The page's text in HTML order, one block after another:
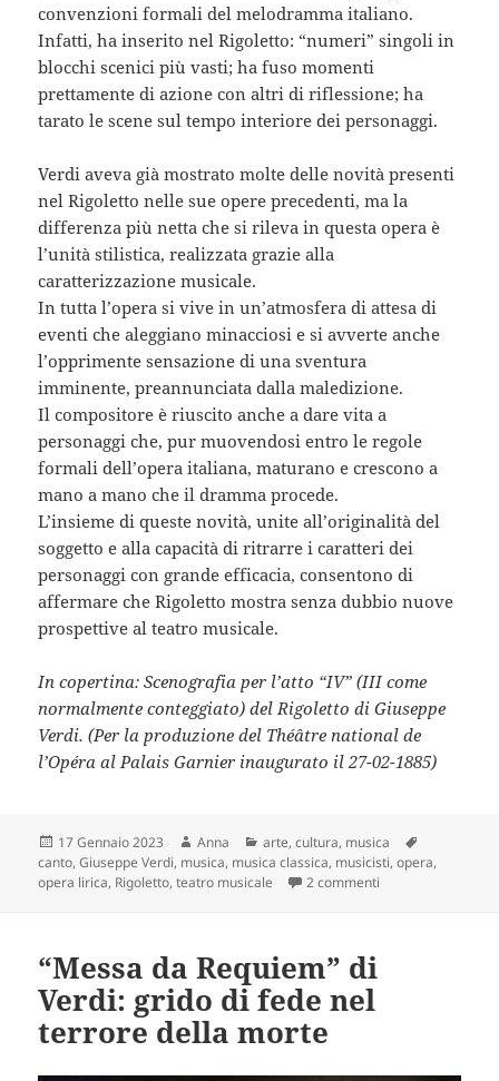
convenzioni formali del melodramma italiano.
Infatti, ha inserito nel Rigoletto: “numeri” singoli in
blocchi scenici più vasti; ha fuso momenti
prettamente di azione con altri di riflessione; ha
tarato le scene sul tempo interiore dei personaggi.
Verdi aveva già mostrato molte delle novità presenti
nel Rigoletto nelle sue opere precedenti, ma la
differenza più netta che si rileva in questa opera è
l’unità stilistica, realizzata grazie alla
caratterizzazione musicale.
In tutta l’opera si vive in un’atmosfera di attesa di
eventi che aleggiano minacciosi e si avverte anche
l’opprimente sensazione di una sventura
imminente, preannunciata dalla maledizione.
Il compositore è riuscito anche a dare vita a
personaggi che, pur muovendosi entro le regole
formali dell’opera italiana, maturano e crescono a
mano a mano che il dramma procede.
L’insieme di queste novità, unite all’originalità del
soggetto e alla capacità di ritrarre i caratteri dei
personaggi con grande efficacia, consentono di
affermare che Rigoletto mostra senza dubbio nuove
prospettive al teatro musicale.
In copertina: Scenografia per l’atto “IV” (III come
normalmente conteggiato) del Rigoletto di Giuseppe
Verdi. (Per la produzione del Théâtre national de
l’Opéra al Palais Garnier inaugurato il 27-02-1885)
Scritto
il
17 Gennaio 2023 Autore
Anna Categorie
arte,cultura, musica
canto,Giuseppe Verdi, musica, musica classica, musicisti,opera,
opera lirica, Rigoletto,teatro musicale 2 commenti
“Messa da Requiem” di
Verdi: grido di fede nel
terrore della morte